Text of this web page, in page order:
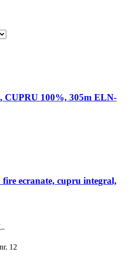
CUPRU 100%, 305m ELN-
ecranate, cupru integral,
12